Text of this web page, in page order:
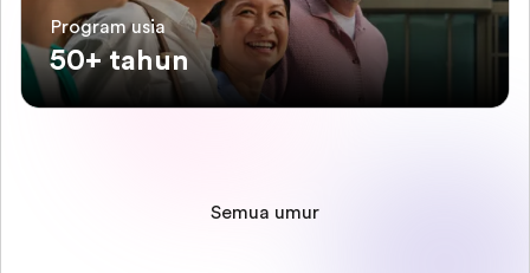
Program usia
50+ tahun
Semua umur